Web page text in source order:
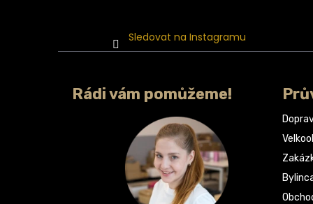
Sledovat na Instagramu
Rádi vám pomůžeme!